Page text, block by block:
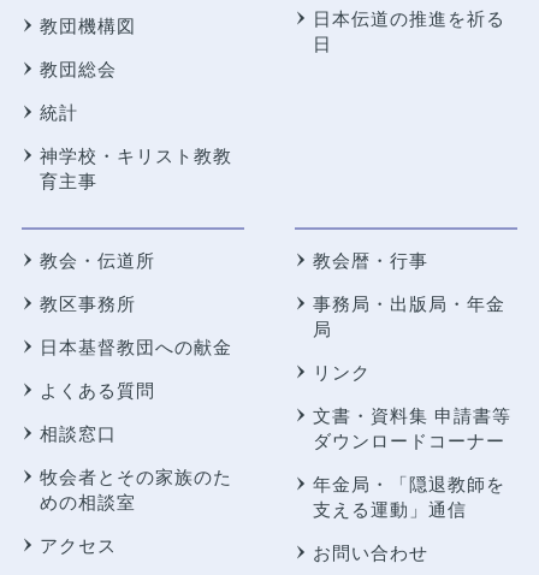
教団機構図
教団総会
統計
神学校・キリスト教教
育主事
日本伝道の推進を祈る
日
教会・伝道所
教区事務所
日本基督教団への献金
よくある質問
相談窓口
牧会者とその家族のた
めの相談室
アクセス
教会暦・行事
事務局・出版局・年金
局
リンク
文書・資料集 申請書等
ダウンロードコーナー
年金局・
「隠退教師を
支える運動」通信
お問い合わせ